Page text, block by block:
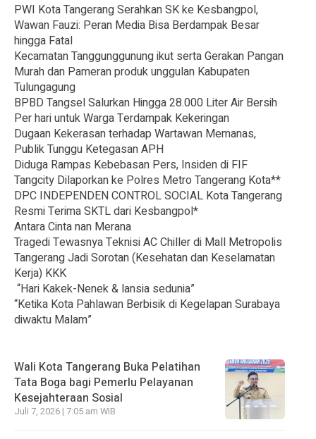
PWI Kota Tangerang Serahkan SK ke Kesbangpol,
Wawan Fauzi: Peran Media Bisa Berdampak Besar
hingga Fatal
Kecamatan Tanggunggunung ikut serta Gerakan Pangan
Murah dan Pameran produk unggulan Kabupaten
Tulungagung
BPBD Tangsel Salurkan Hingga 28.000 Liter Air Bersih
Per hari untuk Warga Terdampak Kekeringan
Dugaan Kekerasan terhadap Wartawan Memanas,
Publik Tunggu Ketegasan APH
Diduga Rampas Kebebasan Pers, Insiden di FIF
Tangcity Dilaporkan ke Polres Metro Tangerang Kota**
DPC INDEPENDEN CONTROL SOCIAL Kota Tangerang
Resmi Terima SKTL dari Kesbangpol*
Antara Cinta nan Merana
Tragedi Tewasnya Teknisi AC Chiller di Mall Metropolis
Tangerang Jadi Sorotan (Kesehatan dan Keselamatan
Kerja) KKK
“Hari Kakek-Nenek & lansia sedunia”
“Ketika Kota Pahlawan Berbisik di Kegelapan Surabaya
diwaktu Malam”
Wali Kota Tangerang Buka Pelatihan
Tata Boga bagi Pemerlu Pelayanan
Kesejahteraan Sosial
Juli 7, 2026 | 7:05 am WIB